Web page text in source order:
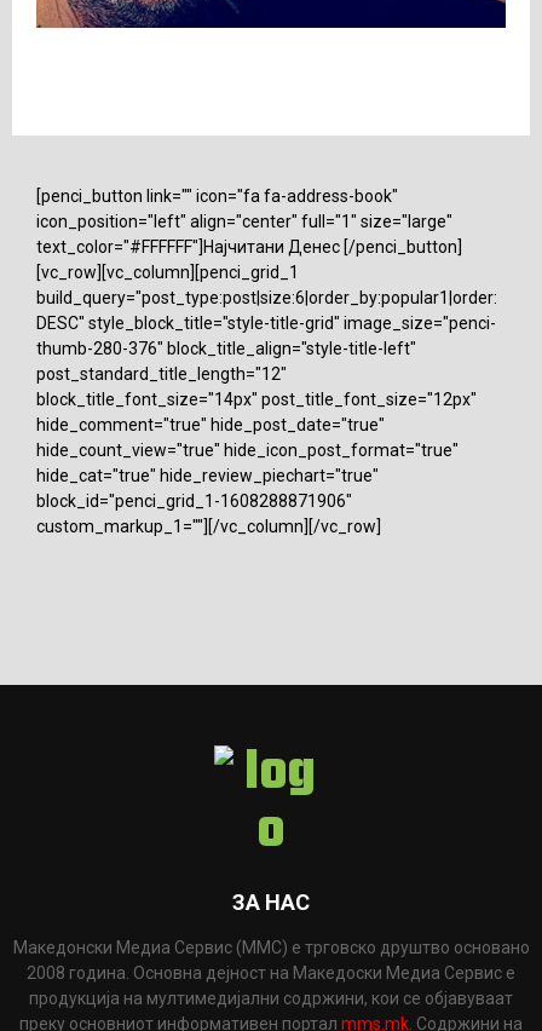
[penci_button link="" icon="fa fa-address-book"
icon_position="left" align="center" full="1" size="large"
text_color="#FFFFFF"]Најчитани Денес [/penci_button]
[vc_row][vc_column][penci_grid_1
build_query="post_type:post|size:6|order_by:popular1|order:
DESC" style_block_title="style-title-grid" image_size="penci-
thumb-280-376" block_title_align="style-title-left"
post_standard_title_length="12"
block_title_font_size="14px" post_title_font_size="12px"
hide_comment="true" hide_post_date="true"
hide_count_view="true" hide_icon_post_format="true"
hide_cat="true" hide_review_piechart="true"
block_id="penci_grid_1-1608288871906"
custom_markup_1=""][/vc_column][/vc_row]
ЗА НАС
Македонски Медиа Сервис (ММС) е трговско друштво основано
2008 година. Основна дејност на Македоски Медиа Сервис е
продукција на мултимедијални содржини, кои се објавуваат
преку основниот информативен портал mms.mk . Содржини на